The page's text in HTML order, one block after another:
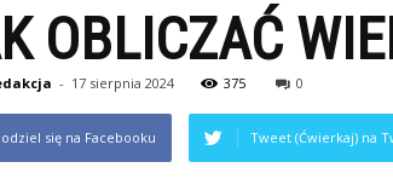
OBLICZAĆ
- 17 sierpnia 2024 375 0
się na Facebooku Tweet (Ćwierkaj) na